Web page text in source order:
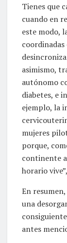
Tienes que
cuando en
este modo,
asimismo,
autónomo
diabetes, e
ejemplo, la
mujeres
porque,
continente
horario
En
una
antes